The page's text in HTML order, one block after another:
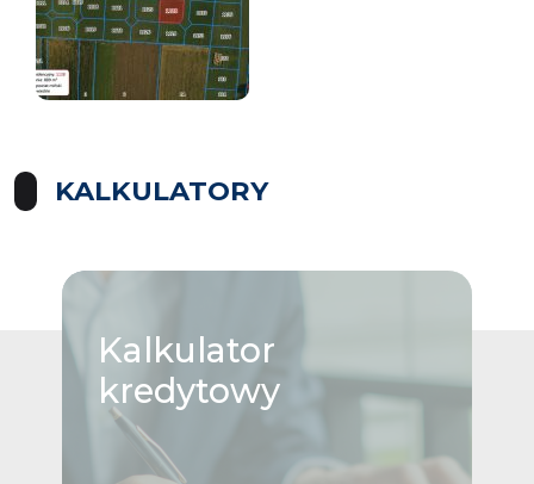
KALKULATORY
Kalkulator
kredytowy